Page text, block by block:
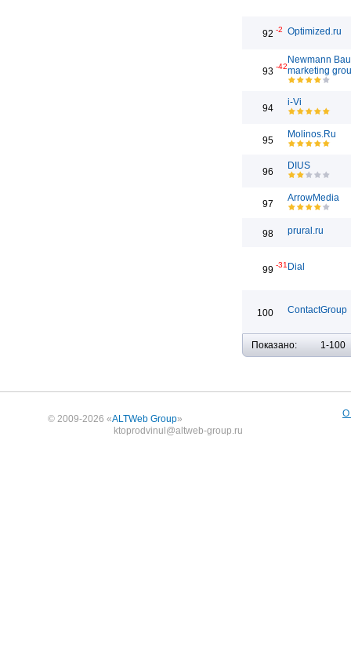
92 -2 Optimized.ru
93 -42
Newmann
marketing
94
i-Vi
95
Molinos.Ru
96
DIUS
97
ArrowMedia
98 prural.ru
99 -31 Dial
100 ContactGroup
Показано: 1-100
© 2009-2026 «ALTWeb Group»
ktoprodvinul@altweb-group.ru
О